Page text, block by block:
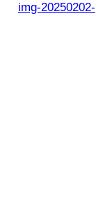
img-20250202-